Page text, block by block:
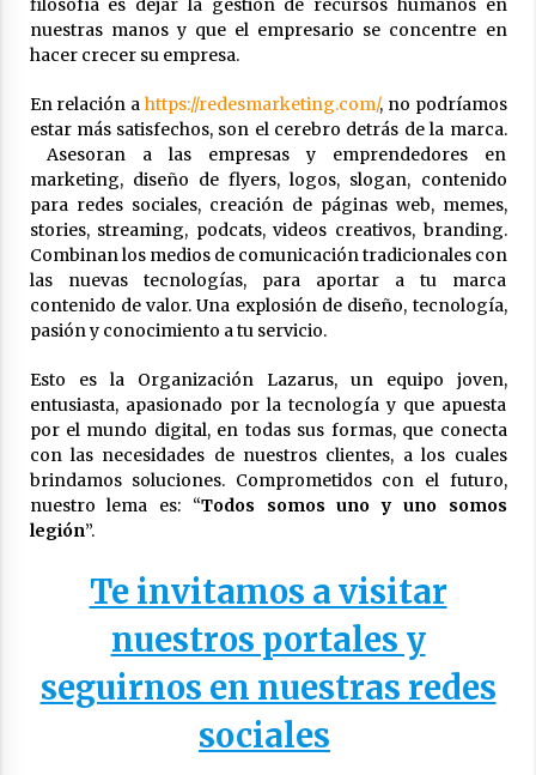
nuestras manos y que el empresario se concentre en
hacer crecer su empresa.
En relación a https://redesmarketing.com/, no podríamos
estar más satisfechos, son el cerebro detrás de la marca.
Asesoran a las empresas y emprendedores en
marketing, diseño de flyers, logos, slogan, contenido
para redes sociales, creación de páginas web, memes,
stories, streaming, podcats, videos creativos, branding.
Combinan los medios de comunicación tradicionales con
las nuevas tecnologías, para aportar a tu marca
contenido de valor. Una explosión de diseño, tecnología,
pasión y conocimiento a tu servicio.
Esto es la Organización Lazarus, un equipo joven,
entusiasta, apasionado por la tecnología y que apuesta
por el mundo digital, en todas sus formas, que conecta
con las necesidades de nuestros clientes, a los cuales
brindamos soluciones. Comprometidos con el futuro,
nuestro lema es: “Todos somos uno y uno somos
legión”.
Te invitamos a visitar
nuestros portales y
seguirnos en nuestras redes
sociales